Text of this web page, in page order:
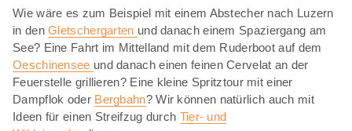
Wie wäre es zum Beispiel mit einem Abstecher nach Luzern
in denGletschergarten und danach einem Spaziergang am
See? Eine Fahrt im Mittelland mit dem Ruderboot auf dem
Oeschinensee und danach einen feinen Cervelat an der
Feuerstelle grillieren? Eine kleine Spritztour mit einer
Dampflok oder Bergbahn? Wir können natürlich auch mit
Ideen für einen Streifzug durch Tier- und